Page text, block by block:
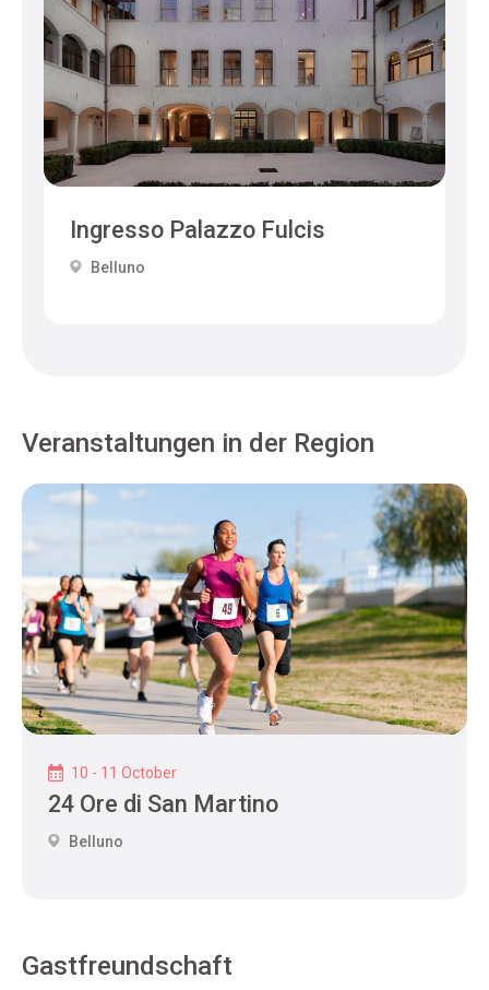
Ingresso Palazzo Fulcis
Belluno
Veranstaltungen in der Region
10 - 11 October
24 Ore di San Martino
Belluno
Gastfreundschaft